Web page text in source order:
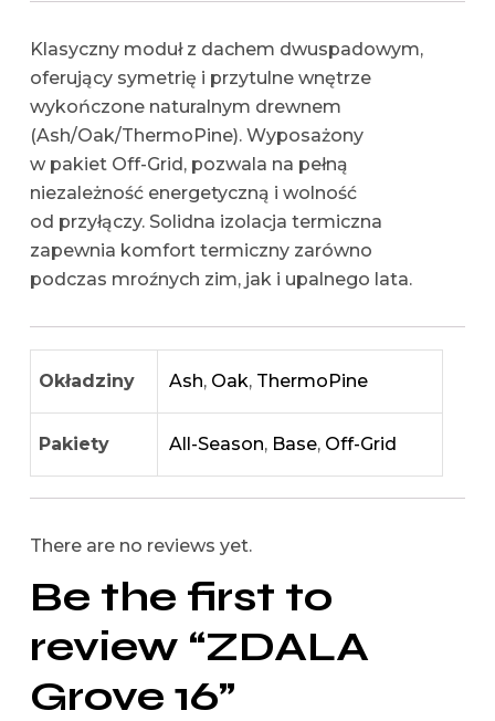
Klasyczny moduł z dachem dwuspadowym,
oferujący symetrię i przytulne wnętrze
wykończone naturalnym drewnem
(Ash/Oak/ThermoPine). Wyposażony
w pakiet Off-Grid, pozwala na pełną
niezależność energetyczną i wolność
od przyłączy. Solidna izolacja termiczna
zapewnia komfort termiczny zarówno
podczas mroźnych zim, jak i upalnego lata.
Okładziny Ash, Oak, ThermoPine
Pakiety All-Season, Base, Off-Grid
There are no reviews yet.
Be the first to
review “ZDALA
Grove 16”